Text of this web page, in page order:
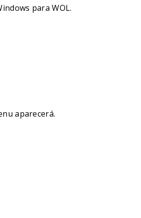
para WOL.
aparecerá.